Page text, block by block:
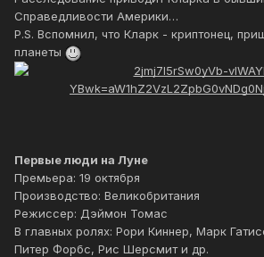
Справедливости Америки…
P.S. Вспомнил, что Кларк - криптонец,
планеты
Первые люди на Луне
Премьера: 19 октября
Производство: Великобритания
Режиссер: Дэймон Томас
В главных ролях: Рори Киннер, Марк
Питер Форбс, Рис Шерсмит и др.